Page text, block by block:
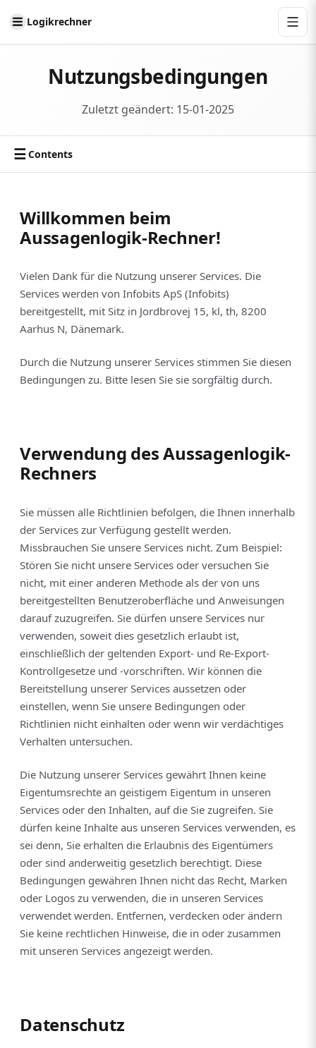
Logikrechner
Nutzungsbedingungen
Zuletzt geändert: 15-01-2025
☰ Contents
Willkommen beim
Aussagenlogik-Rechner!
Vielen Dank für die Nutzung unserer Services. Die
Services werden von Infobits ApS (Infobits)
bereitgestellt, mit Sitz in Jordbrovej 15, kl, th, 8200
Aarhus N, Dänemark.
Durch die Nutzung unserer Services stimmen Sie diesen
Bedingungen zu. Bitte lesen Sie sie sorgfältig durch.
Verwendung des Aussagenlogik-
Rechners
Sie müssen alle Richtlinien befolgen, die Ihnen innerhalb
der Services zur Verfügung gestellt werden.
Missbrauchen Sie unsere Services nicht. Zum Beispiel:
Stören Sie nicht unsere Services oder versuchen Sie
nicht, mit einer anderen Methode als der von uns
bereitgestellten Benutzeroberfläche und Anweisungen
darauf zuzugreifen. Sie dürfen unsere Services nur
verwenden, soweit dies gesetzlich erlaubt ist,
einschließlich der geltenden Export- und Re-Export-
Kontrollgesetze und -vorschriften. Wir können die
Bereitstellung unserer Services aussetzen oder
einstellen, wenn Sie unsere Bedingungen oder
Richtlinien nicht einhalten oder wenn wir verdächtiges
Verhalten untersuchen.
Die Nutzung unserer Services gewährt Ihnen keine
Eigentumsrechte an geistigem Eigentum in unseren
Services oder den Inhalten, auf die Sie zugreifen. Sie
dürfen keine Inhalte aus unseren Services verwenden, es
sei denn, Sie erhalten die Erlaubnis des Eigentümers
oder sind anderweitig gesetzlich berechtigt. Diese
Bedingungen gewähren Ihnen nicht das Recht, Marken
oder Logos zu verwenden, die in unseren Services
verwendet werden. Entfernen, verdecken oder ändern
Sie keine rechtlichen Hinweise, die in oder zusammen
mit unseren Services angezeigt werden.
Datenschutz